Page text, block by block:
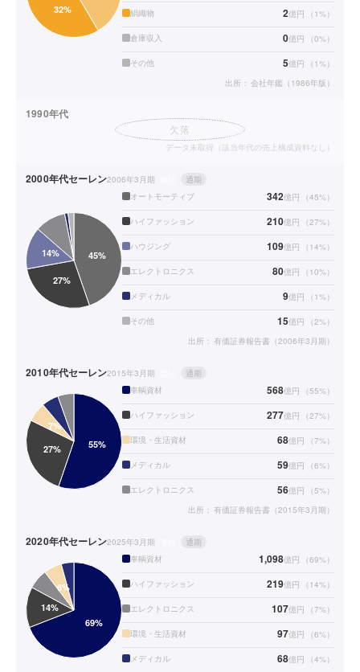
絹織物 2億円 （ 1%）
倉庫収入 0億円 （0%）
その他 5億円 （ 1%）
出所： 会社年鑑（1986年版）
1990年代
欠落
データ未取得（該当年代の売上構成資料なし）
2000年代セーレン2006年3月期
通期
オートモーティブ
342億円 （45%）
ハイファッション 210億円 （27%）
ハウジング 109億円 （ 14%）
エレクトロニクス 80億円 （ 10%）
メディカル 9億円 （ 1%）
その他 15億円 （2%）
出所： 有価証券報告書（2006年3月期）
2010年代セーレン2015年3月期
通期
車輌資材
568億円 （55%）
ハイファッション 277億円 （27%）
環境・生活資材 68億円 （7%）
メディカル 59億円 （6%）
エレクトロニクス 56億円 （5%）
出所： 有価証券報告書（2015年3月期）
2020年代セーレン2025年3月期
通期
車輌資材
1,098億円 （69%）
ハイファッション 219億円 （ 14%）
エレクトロニクス 107億円 （7%）
環境・生活資材 97億円 （6%）
メディカル 68億円 （4%）